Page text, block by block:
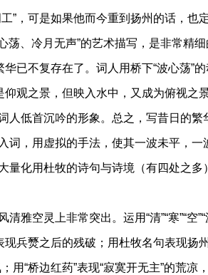
”，可是如果他而今重到扬州的话，也
荡、冷月无声”的艺术描写，是非常精
华已不复存在了。词人用桥下“波心荡”
仰观之景，但映入水中，又成为俯视
人低首沉吟的形象。总之，写昔日的繁
，用虚拟的手法，使其一波未平，一
量化用杜牧的诗句与诗境（有四处之
空灵上非常突出。运用“清”“寒”“空”“
现兵燹之后的残破；用杜牧名句表现扬
用“桥边红药”表现“寂寞开无主”的荒凉